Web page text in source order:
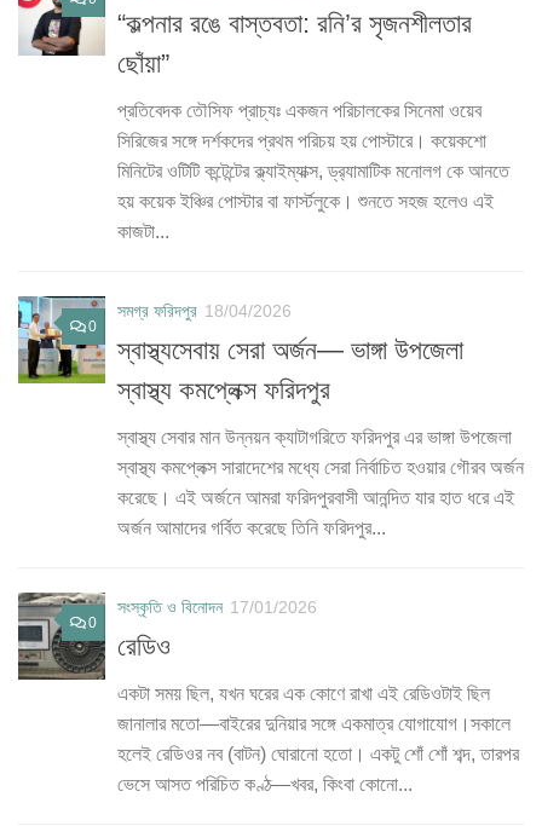
“কল্পনার রঙে বাস্তবতা: রনি’র সৃজনশীলতার
ছোঁয়া”
প্রতিবেদক তৌসিফ প্রাচ্যঃ একজন পরিচালকের সিনেমা ওয়েব
সিরিজের সঙ্গে দর্শকদের প্রথম পরিচয় হয় পোস্টারে। কয়েকশো
মিনিটের ওটিটি কন্টেন্টের ক্ল্যাইম্যাক্স, ড্র‍্যামাটিক মনোলগ কে আনতে
হয় কয়েক ইঞ্চির পোস্টার বা ফার্স্টলুকে। শুনতে সহজ হলেও এই
কাজটা...
0
সমগ্র ফরিদপুর 18/04/2026
স্বাস্থ্যসেবায় সেরা অর্জন— ভাঙ্গা উপজেলা
স্বাস্থ্য কমপ্লেক্স ফরিদপুর
স্বাস্থ্য সেবার মান উন্নয়ন ক্যাটাগরিতে ফরিদপুর এর ভাঙ্গা উপজেলা
স্বাস্থ্য কমপ্লেক্স সারাদেশের মধ্যে সেরা নির্বাচিত হওয়ার গৌরব অর্জন
করেছে। এই অর্জনে আমরা ফরিদপুরবাসী আনন্দিত যার হাত ধরে এই
অর্জন আমাদের গর্বিত করেছে তিনি ফরিদপুর...
0
সংস্কৃতি ও বিনোদন 17/01/2026
রেডিও
একটা সময় ছিল, যখন ঘরের এক কোণে রাখা এই রেডিওটাই ছিল
জানালার মতো—বাইরের দুনিয়ার সঙ্গে একমাত্র যোগাযোগ।সকালে
হলেই রেডিওর নব (বাটন) ঘোরানো হতো। একটু শোঁ শোঁ শব্দ, তারপর
ভেসে আসত পরিচিত কণ্ঠ—খবর, কিংবা কোনো...